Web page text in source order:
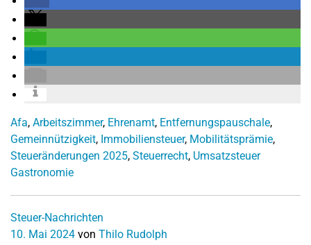
Afa, Arbeitszimmer, Ehrenamt, Entfernungspauschale,
Gemeinnützigkeit, Immobiliensteuer, Mobilitätsprämie,
Steueränderungen 2025, Steuerrecht, Umsatzsteuer
Gastronomie
Steuer-Nachrichten
10. Mai 2024 von Thilo Rudolph